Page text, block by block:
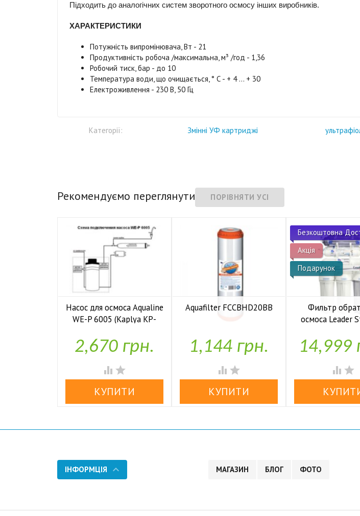
Підходить до аналогічних систем зворотного осмосу інших виробників.
ХАРАКТЕРИСТИКИ
Потужність випромінювача, Вт - 21
Продуктивність робоча /максимальна, м³ /год - 1,36
Робочий тиск, бар - до 10
Температура води, що очищається, ° С - + 4 ... + 30
Електроживлення - 230 В, 50 Гц
Категорії: Змінні УФ картриджі
Рекомендуємо переглянути
Насос для осмоса Aqualine
WE-P 6005 (Kaplya KP-
 У наявності
2,670 грн.
 
Aquafilter FCCBHD20BB
1,144 грн.
 
Безкоштовна
Акція
Подарунок
Фильтр
осмоса Leader
У
14,999
 
ІНФОРМЦІЯ МАГАЗИН БЛОГ ФОТО